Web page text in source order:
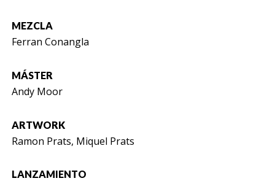
MEZCLA
Ferran Conangla
MÁSTER
Andy Moor
ARTWORK
Ramon Prats, Miquel Prats
LANZAMIENTO